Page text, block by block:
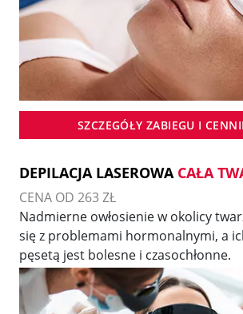
SZCZEGÓŁY ZABIEGU I
DEPILACJA LASEROWA CAŁA
CENA OD 263 ZŁ
Nadmierne owłosienie w okolicy
się z problemami hormonalnymi, a
pęsetą jest bolesne i czasochłonne.